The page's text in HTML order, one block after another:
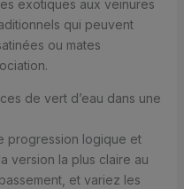
exotiques aux veinures
qui peuvent
ou mates
de vert d’eau dans une
progression logique et
version la plus claire au
et variez les